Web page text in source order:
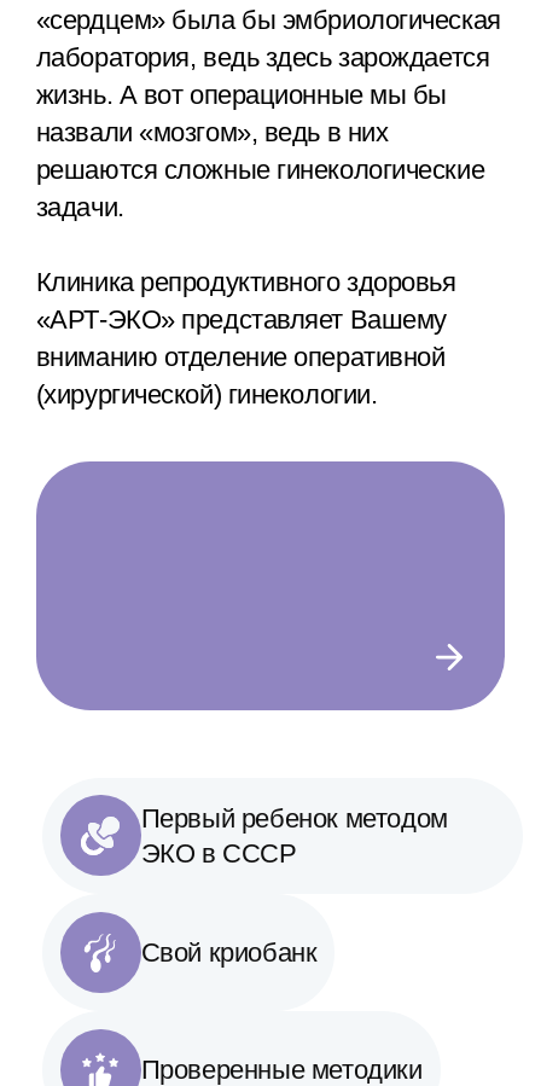
«сердцем» была бы эмбриологическая
лаборатория, ведь здесь зарождается
жизнь. А вот операционные мы бы
назвали «мозгом», ведь в них
решаются сложные гинекологические
задачи.
Клиника репродуктивного здоровья
«АРТ-ЭКО» представляет Вашему
вниманию отделение оперативной
(хирургической) гинекологии.
Первый ребенок методом
ЭКО в СССР
Свой криобанк
Проверенные методики